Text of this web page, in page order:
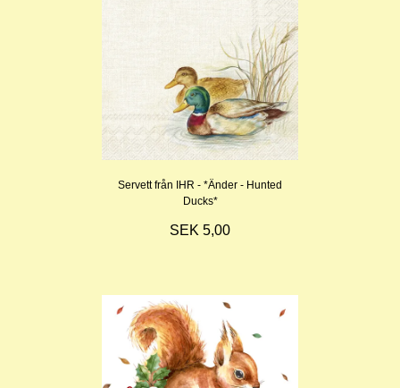
Servett från IHR - *Änder - Hunted
Ducks*
SEK 5,00